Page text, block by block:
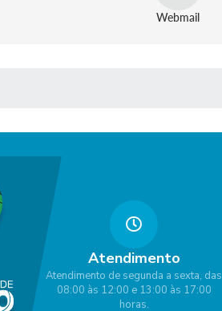
Webmail
Atendimento
Atendimento de segunda a sexta, das
08:00 às 12:00 e 13:00 às 17:00
horas.